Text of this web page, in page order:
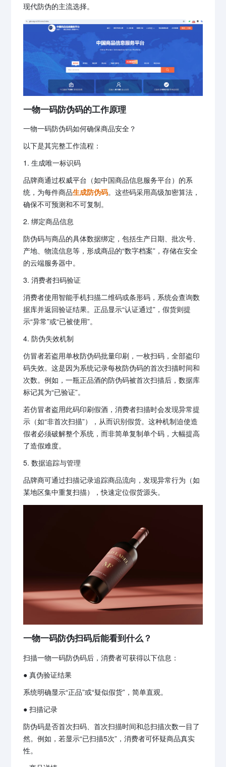
现代防伪的主流选择。
一物一码防伪码的工作原理
一物一码防伪码如何确保商品安全？
以下是其完整工作流程：
1. 生成唯一标识码
品牌商通过权威平台（如中国商品信息服务平台）的系
统，为每件商品生成防伪码。这些码采用高级加密算法，
确保不可预测和不可复制。
2. 绑定商品信息
防伪码与商品的具体数据绑定，包括生产日期、批次号、
产地、物流信息等，形成商品的“数字档案”，存储在安全
的云端服务器中。
3. 消费者扫码验证
消费者使用智能手机扫描二维码或条形码，系统会查询数
据库并返回验证结果。正品显示“认证通过”，假货则提
示“异常”或“已被使用”。
4. 防伪失效机制
仿冒者若盗用单枚防伪码批量印刷，一枚扫码，全部盗印
码失效。这是因为系统记录每枚防伪码的首次扫描时间和
次数。例如，一瓶正品酒的防伪码被首次扫描后，数据库
标记其为“已验证”。
若仿冒者盗用此码印刷假酒，消费者扫描时会发现异常提
示（如“非首次扫描”），从而识别假货。这种机制迫使造
假者必须破解整个系统，而非简单复制单个码，大幅提高
了造假难度。
5. 数据追踪与管理
品牌商可通过扫描记录追踪商品流向，发现异常行为（如
某地区集中重复扫描），快速定位假货源头。
一物一码防伪扫码后能看到什么？
扫描一物一码防伪码后，消费者可获得以下信息：
● 真伪验证结果
系统明确显示“正品”或“疑似假货”，简单直观。
● 扫描记录
防伪码是否首次扫码、首次扫描时间和总扫描次数一目了
然。例如，若显示“已扫描5次”，消费者可怀疑商品真实
性。